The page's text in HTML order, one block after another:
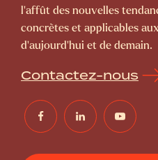
l’affût des nouvelles
concrètes et applicables
d’aujourd’hui et de demain.
Contactez-nous